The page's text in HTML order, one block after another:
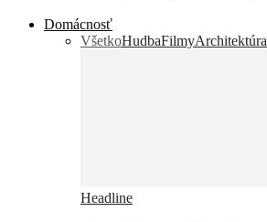
Domácnosť
VšetkoHudbaFilmyArchitektúra
Headline